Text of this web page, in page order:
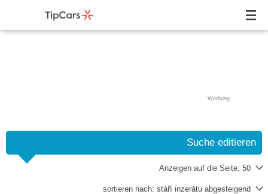
Werbung
Suche editieren
Anzeigen auf die Seite: 50
sortieren nach: stáří inzerátu abgesteigend